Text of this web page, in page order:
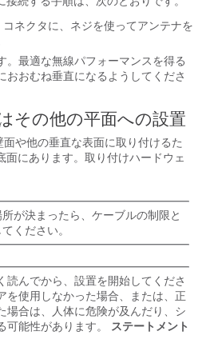
ネクタに、ネジを使ってアンテナを
。最適な無線パフォーマンスを得る
おおむね垂直になるようしてくださ
その他の平面への設置
や他の垂直な表面に取り付けるた
にあります。取り付けハードウェ
が決まったら、ケーブルの制限と
ください。
読んでから、設置を開始してくださ
を使用しなかった場合、または、正
場合は、人体に危険が及んだり、シ
可能性があります。
ステートメント